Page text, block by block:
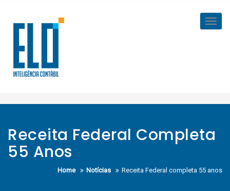
content
Receita Federal Completa
55 Anos
Home Notícias Receita Federal completa 55 anos